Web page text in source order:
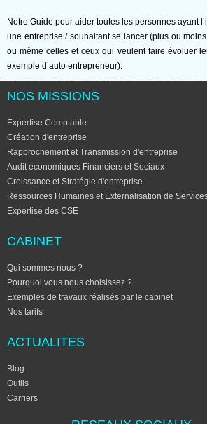
Notre Guide pour aider toutes les personnes ayant
une entreprise / souhaitant se lancer (plus ou
ou même celles et ceux qui veulent faire évoluer
exemple d’auto entrepreneur).
NOS MISSIONS
Expertise Comptable
Création d'entreprise
Rapprochement et Transmission d'entreprise
Audit économiques Financiers et Sociaux
Croissance et Stratégie d'entreprise
Ressources Humaines et Externalisation de
Expertise des CSE
CABINET
Qui sommes nous ?
Pourquoi vous nous choisissez ?
Exemples de travaux réalisés par le cabinet
Nos tarifs
ACTUALITES
Blog
Outils
Carriers